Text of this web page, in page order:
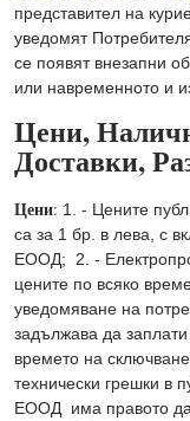
представител на
уведомят
се появят внезапни
или навременното и
Цени,
Доставки,
Цени: 1. - Цените
са за 1 бр. в лева, с
ЕООД; 2. -
цените по всяко
уведомяване на
задължава да
времето на
технически грешки в
ЕООД има правото да